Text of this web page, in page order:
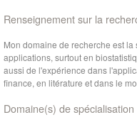
Renseignement sur la
Mon domaine de recherche est
applications, surtout en
aussi de l'expérience dans
finance, en litérature et dans le
Domaine(s) de spécialisation